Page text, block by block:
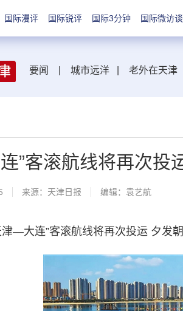
国际漫评 国际锐评 国际3分钟 国际微访谈
要闻 城市远洋 老外在天津
”客滚航线将再次投
来源： 天津日报 编辑：袁艺航
大连”客滚航线将再次投运 夕发